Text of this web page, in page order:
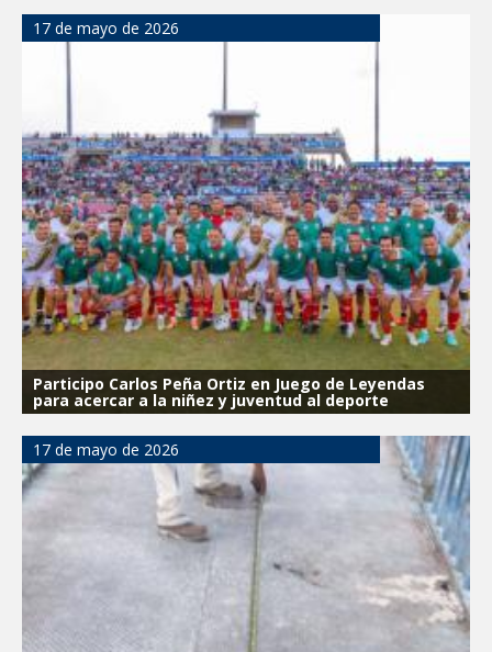
17 de mayo de 2026
Participo Carlos Peña Ortiz en Juego de Leyendas
para acercar a la niñez y juventud al deporte
17 de mayo de 2026